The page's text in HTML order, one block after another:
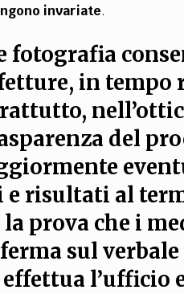
invariate.
fotografia
in tempo
del
e risultati al
la prova che i
sul
effettua l’ufficio